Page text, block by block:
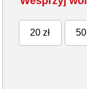
20 zł 50